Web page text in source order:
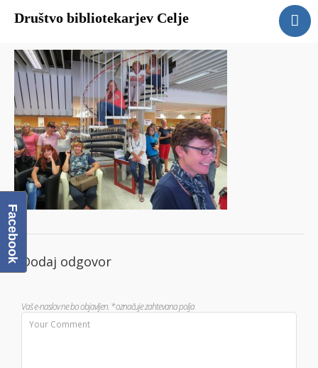
Društvo bibliotekarjev Celje
O društvu
Člani DBC
Galerija
Povezave
Dodaj odgovor
Vaš e-naslov ne bo objavljen.*označuje zahtevana polja
Facebook